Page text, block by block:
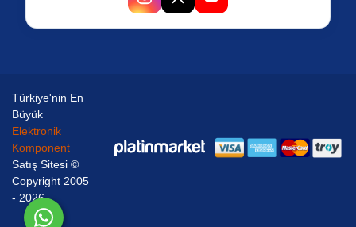
Türkiye'nin En
Büyük
Elektronik
Komponent
Satış Sitesi ©
Copyright 2005
- 2026